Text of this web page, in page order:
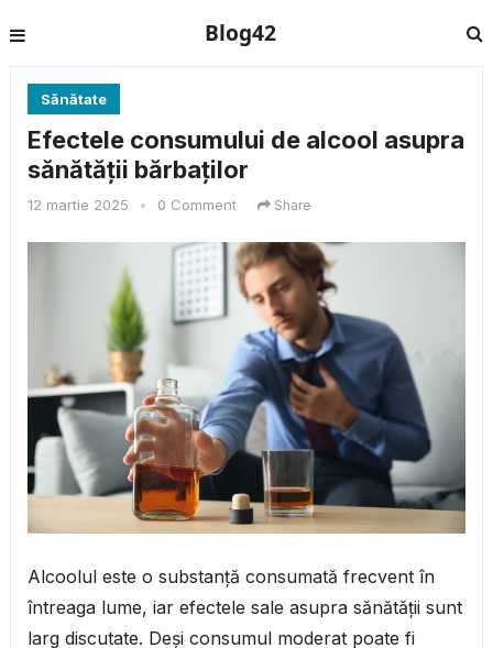
Blog42
Sănătate
Efectele consumului de alcool asupra
sănătății bărbaților
12 martie 2025 • 0 Comment Share
Alcoolul este o substanță consumată frecvent în
întreaga lume, iar efectele sale asupra sănătății sunt
larg discutate. Deși consumul moderat poate fi